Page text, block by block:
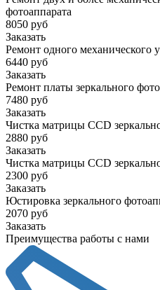
фотоаппарата
8050 руб
Заказать
Ремонт одного механического
6440 руб
Заказать
Ремонт платы зеркального
7480 руб
Заказать
Чистка матрицы CCD
2880 руб
Заказать
Чистка матрицы CCD
2300 руб
Заказать
Юстировка зеркального
2070 руб
Заказать
Преимущества работы с нами